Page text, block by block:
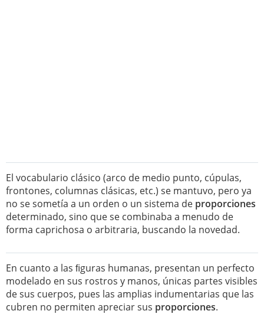
El vocabulario clásico (arco de medio punto, cúpulas,
frontones, columnas clásicas, etc.) se mantuvo, pero ya
no se sometía a un orden o un sistema de proporciones
determinado, sino que se combinaba a menudo de
forma caprichosa o arbitraria, buscando la novedad.
En cuanto a las ﬁguras humanas, presentan un perfecto
modelado en sus rostros y manos, únicas partes visibles
de sus cuerpos, pues las amplias indumentarias que las
cubren no permiten apreciar sus proporciones.